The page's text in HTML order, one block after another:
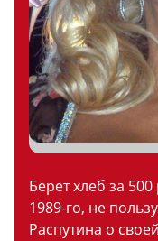
Берет хлеб за
1989-го, не
Распутина о